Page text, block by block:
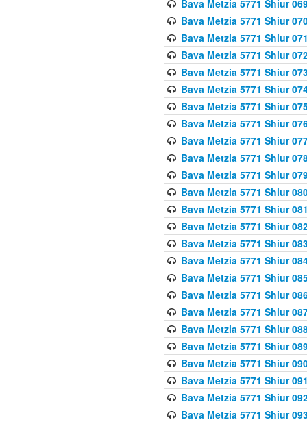
Bava Metzia 5771 Shiur
Bava Metzia 5771 Shiur
Bava Metzia 5771 Shiur
Bava Metzia 5771 Shiur
Bava Metzia 5771 Shiur
Bava Metzia 5771 Shiur
Bava Metzia 5771 Shiur
Bava Metzia 5771 Shiur
Bava Metzia 5771 Shiur
Bava Metzia 5771 Shiur
Bava Metzia 5771 Shiur
Bava Metzia 5771 Shiur
Bava Metzia 5771 Shiur
Bava Metzia 5771 Shiur
Bava Metzia 5771 Shiur
Bava Metzia 5771 Shiur
Bava Metzia 5771 Shiur
Bava Metzia 5771 Shiur
Bava Metzia 5771 Shiur
Bava Metzia 5771 Shiur
Bava Metzia 5771 Shiur
Bava Metzia 5771 Shiur
Bava Metzia 5771 Shiur
Bava Metzia 5771 Shiur
Bava Metzia 5771 Shiur